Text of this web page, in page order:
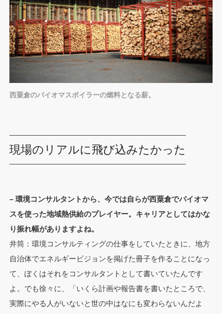
西粟倉のバイオマスボイラーの燃料となる薪。
現場のリアルに飛び込みたかった
– 環境コンサルタントから、今では自らが西粟倉でバイオマ
スを使った地域熱供給のプレイヤー。キャリアとしてはかな
り振れ幅がありますよね。
井筒：環境コンサルティングの仕事をしていたときに、地方
自治体でエネルギービジョンを掲げた冊子を作ることになっ
て、ぼくはそれをコンサルタントとして書いていたんです
よ。でも徐々に、「いくら計画や報告書を書いたところで、
実際にやる人がいないと世の中はなにも変わらないんだよ